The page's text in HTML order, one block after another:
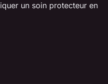
un soin protecteur en